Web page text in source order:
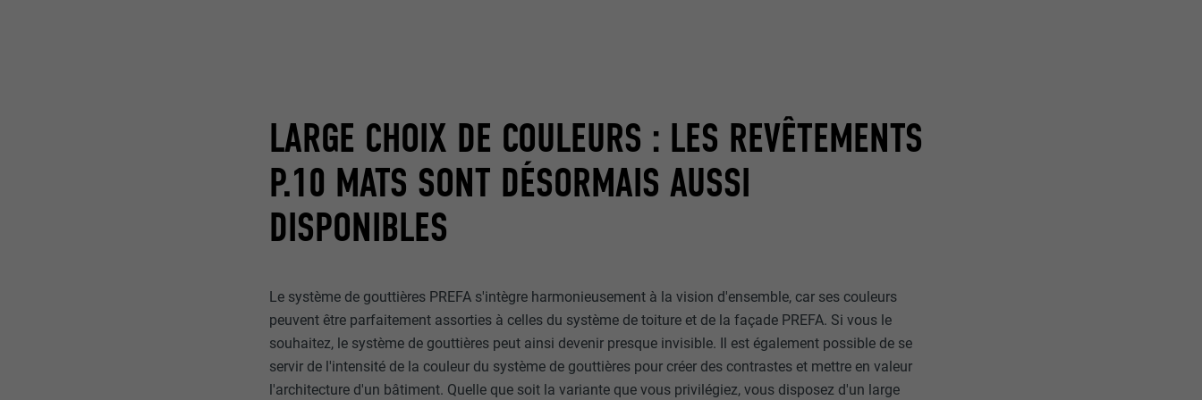
LARGE CHOIX DE COULEURS : LES REVÊTEMENTS
P.10 MATS SONT DÉSORMAIS AUSSI
DISPONIBLES
Le système de gouttières PREFA s'intègre harmonieusement à la vision d'ensemble, car ses couleurs
peuvent être parfaitement assorties à celles du système de toiture et de la façade PREFA. Si vous le
souhaitez, le système de gouttières peut ainsi devenir presque invisible. Il est également possible de se
servir de l'intensité de la couleur du système de gouttières pour créer des contrastes et mettre en valeur
l'architecture d'un bâtiment. Quelle que soit la variante que vous privilégiez, vous disposez d'un large
EXPIRATION 1 jour
UTILITÉ
Enregistre un identifiant unique utilisé pour générer des données
statistiques sur la manière dont l'utilisateur utilise le site Internet.
NOM
EXPIRATION 90 jours
UTILITÉ
Est placé afin de tester si le navigateur autorise l'utilisation de cookies. Ne
contient aucun élément d'identification.
EXPIRATION Session
UTILITÉ Enregistre la langue choisie par l'utilisateur pour un site Internet.
FOURNISSEUR LinkedIn
EXPIRATION Session
UTILITÉ
Utilisé par LinkedIn lorsqu'un site Internet contient une fenêtre « Suivez-